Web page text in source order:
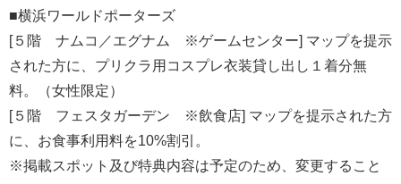
■横浜ワールドポーターズ
[５階 ナムコ／エグナム ※ゲームセンター] マップを提示
された方に、プリクラ用コスプレ衣装貸し出し１着分無
料。（女性限定）
[５階 フェスタガーデン ※飲食店] マップを提示された方
に、お食事利用料を10%割引。
※掲載スポット及び特典内容は予定のため、変更すること